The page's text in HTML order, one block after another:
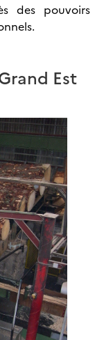
des pouvoirs
Est